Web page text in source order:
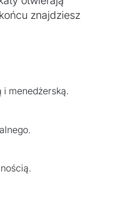
znajdziesz
i menedżerską.